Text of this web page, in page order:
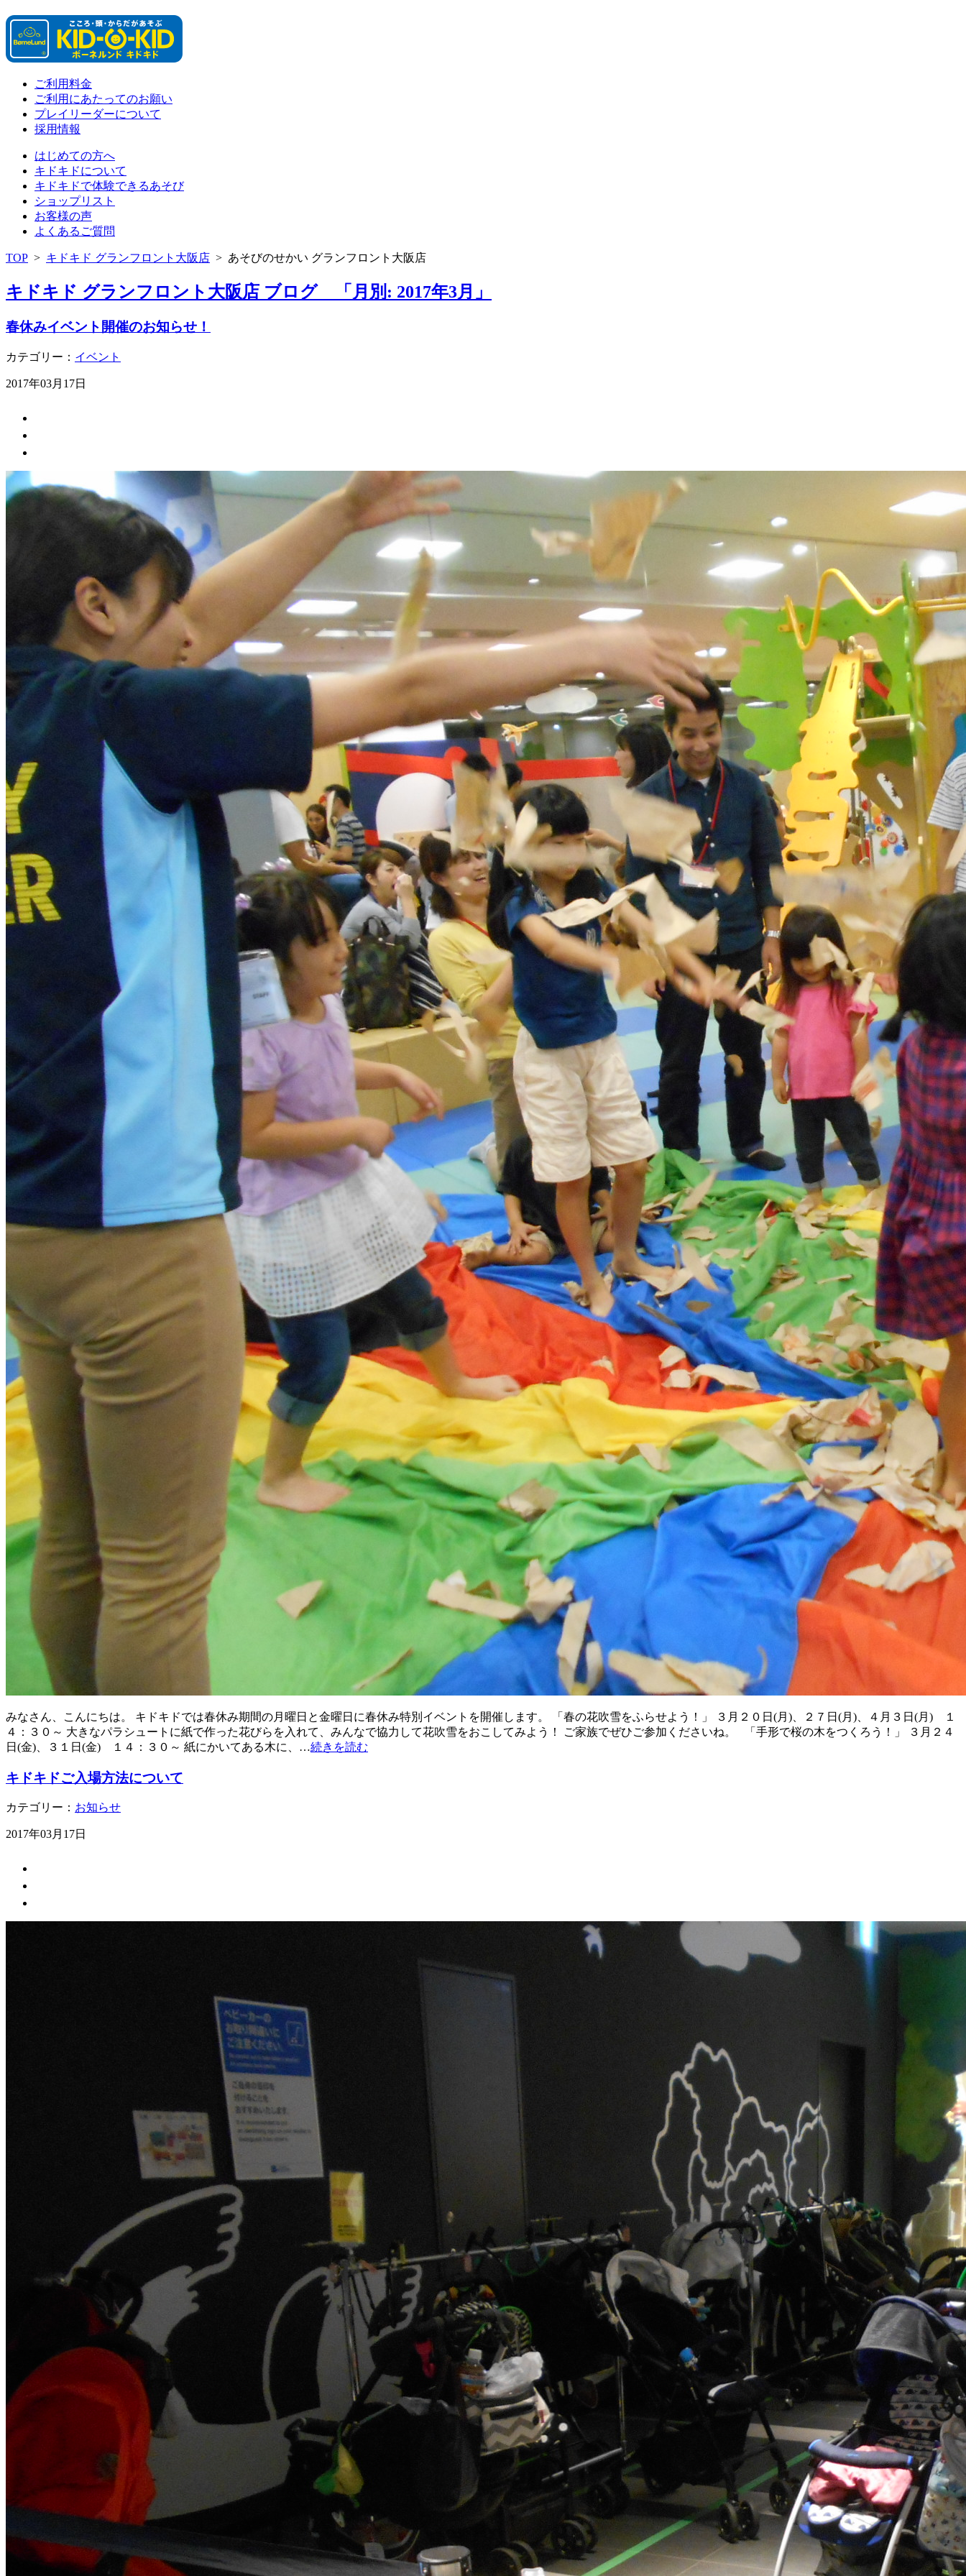
ご利用料金
ご利用にあたってのお願い
プレイリーダーについて
採用情報
はじめての方へ
キドキドについて
キドキドで体験できるあそび
ショップリスト
お客様の声
よくあるご質問
TOP > キドキド グランフロント大阪店 > あそびのせかい グランフロント大阪店
キドキド グランフロント大阪店 ブログ 「月別: 2017年3月」
春休みイベント開催のお知らせ！
カテゴリー： イベント
2017年03月17日
みなさん、こんにちは。 キドキドでは春休み期間の月曜日と金曜日に春休み特別イベントを開催します。 「春の花吹雪をふらせよう！」 ３月２０日(月)、２７日(月)、４月３日(月) １
４：３０～ 大きなパラシュートに紙で作った花びらを入れて、みんなで協力して花吹雪をおこしてみよう！ ご家族でぜひご参加くださいね。 「手形で桜の木をつくろう！」 ３月２４
日(金)、３１日(金) １４：３０～ 紙にかいてある木に、…続きを読む
キドキドご入場方法について
カテゴリー： お知らせ
2017年03月17日